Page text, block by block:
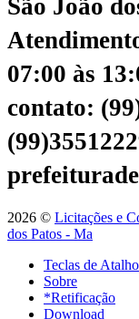
São João
07:00 às
contato:
2026 © Licitações e
dos Patos - Ma
Teclas de Atalho
Sobre
*Retificação
Download